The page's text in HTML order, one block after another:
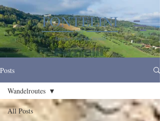
Posts
All Posts
Wandelroutes